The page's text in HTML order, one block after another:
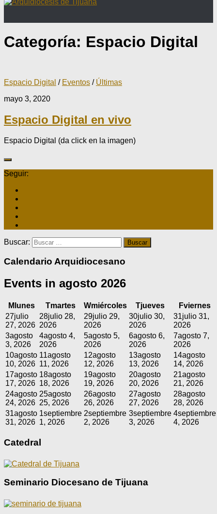
Categoría: Espacio Digital
Espacio Digital / Eventos / Últimas
mayo 3, 2020
Espacio Digital en vivo
Espacio Digital (da click en la imagen)
Seguir:
Buscar:
Calendario Arquidiocesano
Events in agosto 2026
M lunes Tmartes Wmiércoles Tjueves Fviernes
27julio
27, 2026
28julio 28,
2026
29julio 29,
2026
30julio 30,
2026
31julio 31,
2026
3agosto
3, 2026
4agosto 4,
2026
5agosto 5,
2026
6agosto 6,
2026
7agosto 7,
2026
10agosto
10, 2026
11agosto
11, 2026
12agosto
12, 2026
13agosto
13, 2026
14agosto
14, 2026
17agosto
17, 2026
18agosto
18, 2026
19agosto
19, 2026
20agosto
20, 2026
21agosto
21, 2026
24agosto
24, 2026
25agosto
25, 2026
26agosto
26, 2026
27agosto
27, 2026
28agosto
28, 2026
31agosto
31, 2026
1septiembre
1, 2026
2septiembre
2, 2026
3septiembre
3, 2026
4septiembre
4, 2026
Catedral
Seminario Diocesano de Tijuana